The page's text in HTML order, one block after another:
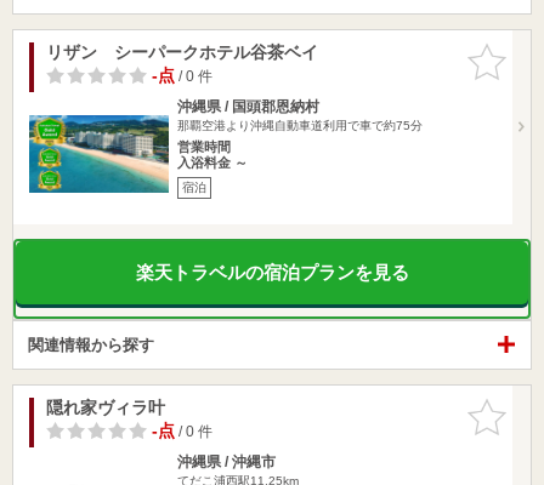
お気に入
りに追加
リザン シーパークホテル谷茶ベイ
-点/ 0 件
沖縄県 / 国頭郡恩納村
那覇空港より沖縄自動車道利用で車で約75分
営業時間
入浴料金 ～
宿泊
楽天トラベルの宿泊プランを見る
関連情報から探す
お気に入
りに追加
隠れ家ヴィラ叶
-点/ 0 件
沖縄県 / 沖縄市
てだこ浦西駅11.25km